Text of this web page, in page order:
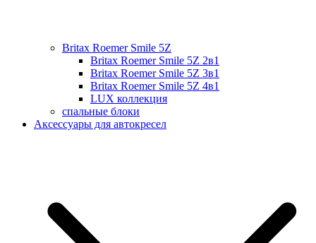
Britax Roemer Smile 5Z
Britax Roemer Smile 5Z 2в1
Britax Roemer Smile 5Z 3в1
Britax Roemer Smile 5Z 4в1
LUX коллекция
спальные блоки
Аксессуары для автокресел